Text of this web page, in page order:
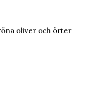
oliver och örter